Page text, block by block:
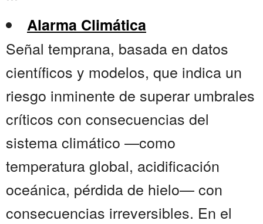
Alarma Climática
Señal temprana, basada en datos
científicos y modelos, que indica un
riesgo inminente de superar umbrales
críticos con consecuencias del
sistema climático —como
temperatura global, acidificación
oceánica, pérdida de hielo— con
consecuencias irreversibles. En el